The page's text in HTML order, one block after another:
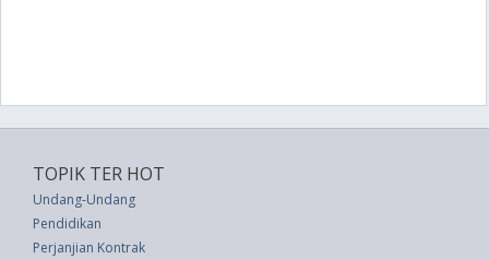
TOPIK TER HOT
Undang-Undang
Pendidikan
Perjanjian Kontrak